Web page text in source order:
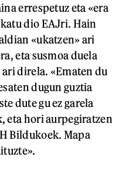
errespetuz eta «era
dio EAJri. Hain
«ukatzen» ari
eta susmoa duela
direla. «Ematen du
dugun guztia
dute gu ez garela
eta hori aurpegiratzen
Bildukoek. Mapa